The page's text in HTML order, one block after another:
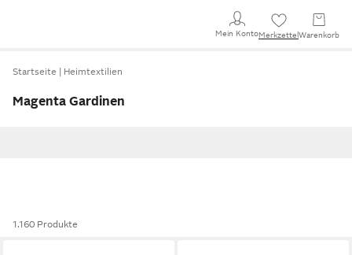
Mein KontoMerkzettel Warenkorb
Startseite Heimtextilien
Magenta Gardinen
1.160 Produkte